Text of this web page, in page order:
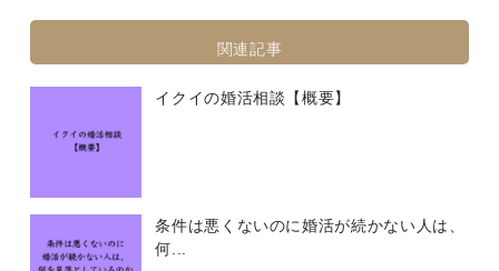
関連記事
イクイの婚活相談【概要】
条件は悪くないのに婚活が続かない人は、
何...